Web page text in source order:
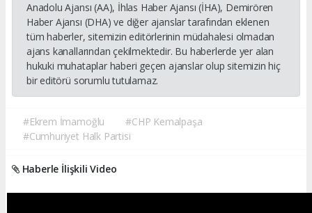
Anadolu Ajansı (AA), İhlas Haber Ajansı (İHA), Demirören
Haber Ajansı (DHA) ve diğer ajanslar tarafından eklenen
tüm haberler, sitemizin editörlerinin müdahalesi olmadan
ajans kanallarından çekilmektedir. Bu haberlerde yer alan
hukuki muhataplar haberi geçen ajanslar olup sitemizin hiç
bir editörü sorumlu tutulamaz.
#Ekrem İmamoğlu
#CHP Kemalpaşa
#Cumhuriyet Halk Partisi
Haberle İlişkili Video